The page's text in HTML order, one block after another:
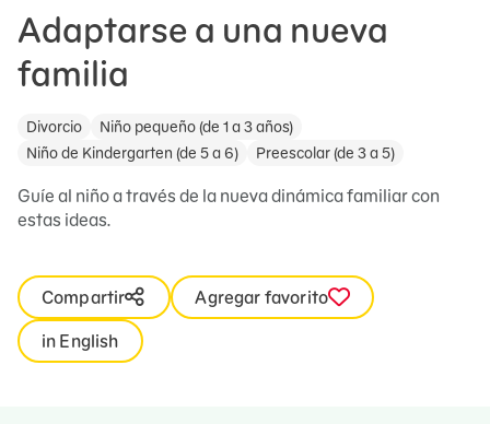
Adaptarse a una nueva
familia
Divorcio
Niño pequeño (de 1 a 3 años)
Niño de Kindergarten (de 5 a 6)
Preescolar (de 3 a 5)
Guíe al niño a través de la nueva dinámica familiar con
estas ideas.
Compartir
Agregar favorito
in English